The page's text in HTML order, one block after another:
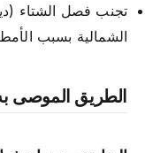
تجنب فصل الشتاء
الشمالية بسبب
الطريق الموصى